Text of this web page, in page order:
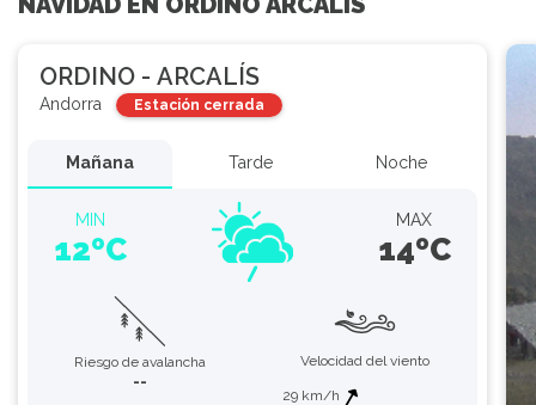
ORDINO - ARCALÍS
Andorra Estación cerrada
Mañana Tarde Noche
MIN
12ºC
MAX
14ºC
Riesgo de avalancha
--
Velocidad del viento
29 km/h